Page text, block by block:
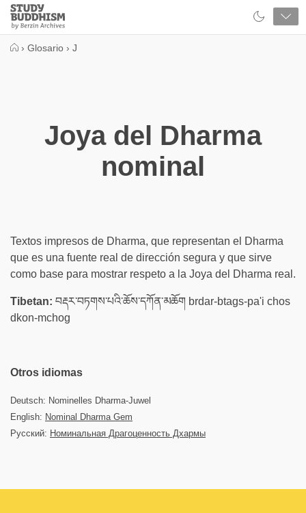
Close
Study
Buddhism
› Glosario › J
Joya del Dharma
nominal
Textos impresos de Dharma, que representan el Dharma
que es una fuente real de dirección segura y que sirve
como base para mostrar respeto a la Joya del Dharma real.
Tibetan: བརྡར་བཏགས་པའི་ཆོས་དཀོན་མཆོག brdar-btags-pa'i chos
dkon-mchog
Otros idiomas
Deutsch: Nominelles Dharma-Juwel
English: Nominal Dharma Gem
Русский: Номинальная Драгоценность Дхармы